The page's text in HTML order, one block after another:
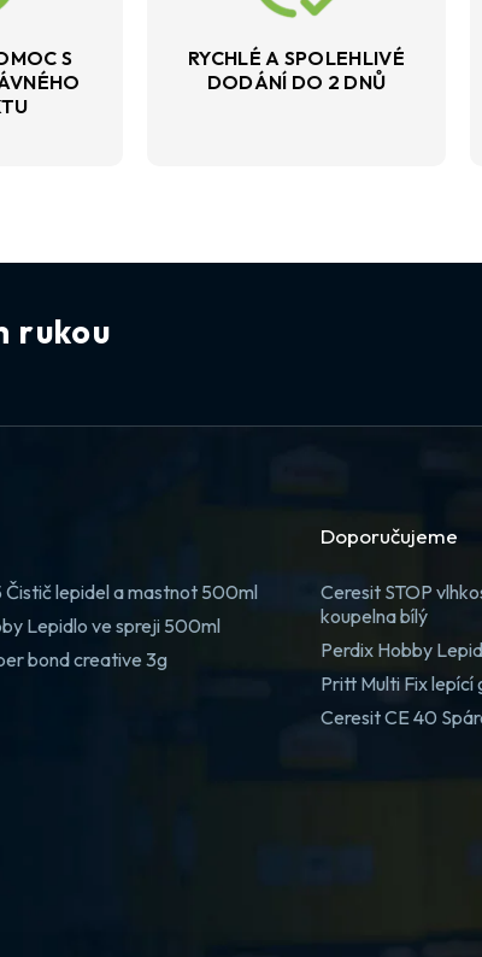
S
RYCHLÉ A SPOLEHLIVÉ
DODÁNÍ DO 2 DNŮ
rukou
Čistič lepidel a mastnot 500ml
Lepidlo ve spreji 500ml
bond creative 3g
Doporučujeme
Ceresit STOP
koupelna bílý
Perdix Hobby
Pritt Multi Fix lepící
Ceresit CE 40